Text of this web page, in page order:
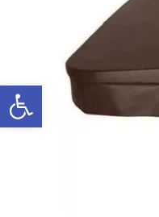
פתח סרגל נגישות